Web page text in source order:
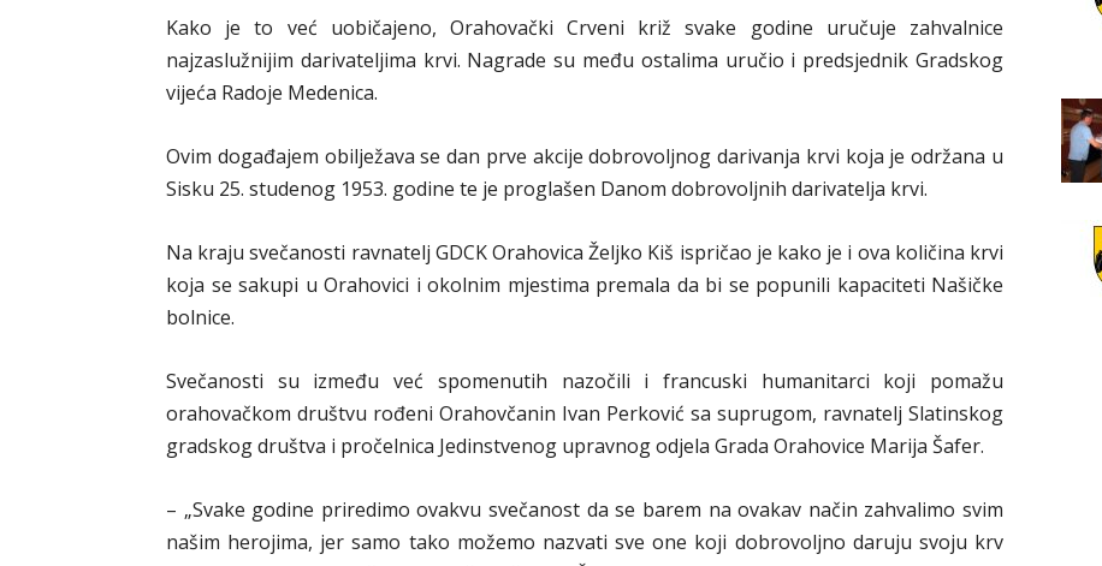
Kako je to već uobičajeno, Orahovački Crveni križ svake godine uručuje zahvalnice
najzaslužnijim darivateljima krvi. Nagrade su među ostalima uručio i predsjednik Gradskog
vijeća Radoje Medenica.
Ovim događajem obilježava se dan prve akcije dobrovoljnog darivanja krvi koja je održana u
Sisku 25. studenog 1953. godine te je proglašen Danom dobrovoljnih darivatelja krvi.
Na kraju svečanosti ravnatelj GDCK Orahovica Željko Kiš ispričao je kako je i ova količina krvi
koja se sakupi u Orahovici i okolnim mjestima premala da bi se popunili kapaciteti Našičke
bolnice.
Svečanosti su između već spomenutih nazočili i francuski humanitarci koji pomažu
orahovačkom društvu rođeni Orahovčanin Ivan Perković sa suprugom, ravnatelj Slatinskog
gradskog društva i pročelnica Jedinstvenog upravnog odjela Grada Orahovice Marija Šafer.
– „Svake godine priredimo ovakvu svečanost da se barem na ovakav način zahvalimo svim
našim herojima, jer samo tako možemo nazvati sve one koji dobrovoljno daruju svoju krv